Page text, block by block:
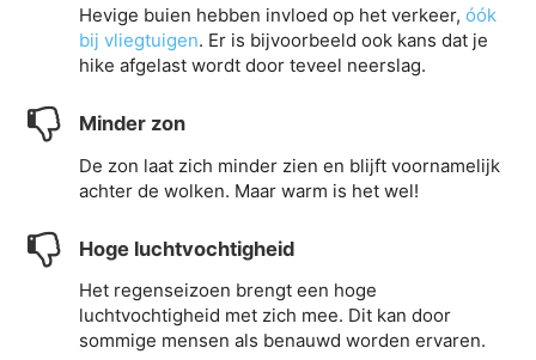
Hevige buien hebben invloed op het verkeer, óók
bij vliegtuigen. Er is bijvoorbeeld ook kans dat je
hike afgelast wordt door teveel neerslag.
Minder zon
De zon laat zich minder zien en blijft voornamelijk
achter de wolken. Maar warm is het wel!
Hoge luchtvochtigheid
Het regenseizoen brengt een hoge
luchtvochtigheid met zich mee. Dit kan door
sommige mensen als benauwd worden ervaren.